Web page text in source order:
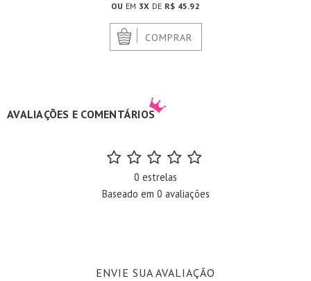
OU EM 3X DE R$ 45.92
COMPRAR
AVALIAÇÕES E COMENTÁRIOS
0 estrelas
Baseado em 0 avaliações
ENVIE SUA AVALIAÇÃO